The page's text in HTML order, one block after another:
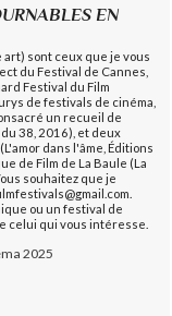
EN
sont ceux que je vous
du Festival de Cannes,
Festival du Film
de festivals de cinéma,
un recueil de
38, 2016), et deux
dans l'âme, Éditions
de Film de La Baule (La
souhaitez que je
ou un festival de
celui qui vous intéresse.
2025